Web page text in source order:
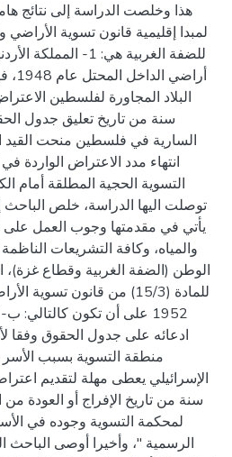
هذا وخلصت الدراسة إلى نتائج
لمبدا إقليمية قانون تسوية الأراضي
البلاد المجاورة لفلسطين
سنة من تاريخ تعليق جدول
السارية في فلسطين منحت القيد
التسوية الحجية المطلقة أمام
توصلت اليها الدراسة، خلص
يأتي في مقدمتها وجوب العمل على
والمياه، وكافة التشريعات
الوطن (الضفة الغربية وقطاع
1952 على أن تكون
ادعائه على جدول الحقوق وفقا
منطقة التسوية بسبب الأسر
الإسرائيلي يعطى مهلة لتقديم
سنة من تاريخ الإفراج أو العودة
لمحكمة التسوية وجوده في
الرسمية "، وأخيرا أوصى الباحث